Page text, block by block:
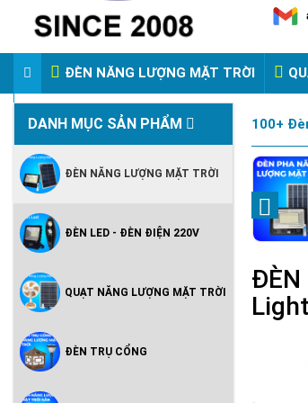
ĐÈN NĂNG LƯỢNG MẶT TRỜI
VIDEO ĐÈN PHA ĐIỆN 220V
DANH MỤC SẢN PHẨM
ĐÈN NĂNG LƯỢNG MẶT TRỜI
ĐÈN LED - ĐÈN ĐIỆN 220V
QUẠT NĂNG LƯỢNG MẶT TRỜI
ĐÈN TRỤ CỔNG
100+
ĐÈN
Light